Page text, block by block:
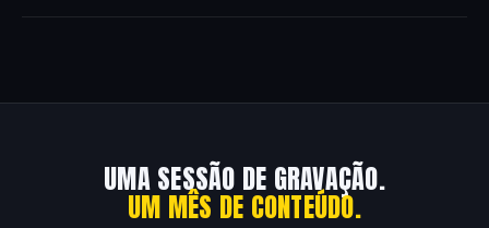
UMA SESSÃO DE GRAVAÇÃO.
UM MÊS DE CONTEÚDO.